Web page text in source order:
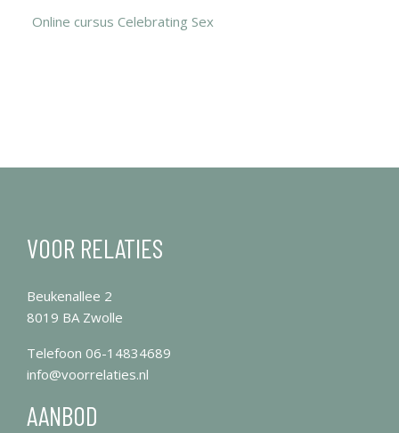
Online cursus Celebrating Sex
VOOR RELATIES
Beukenallee 2
8019 BA Zwolle
Telefoon 06-14834689
info@voorrelaties.nl
AANBOD